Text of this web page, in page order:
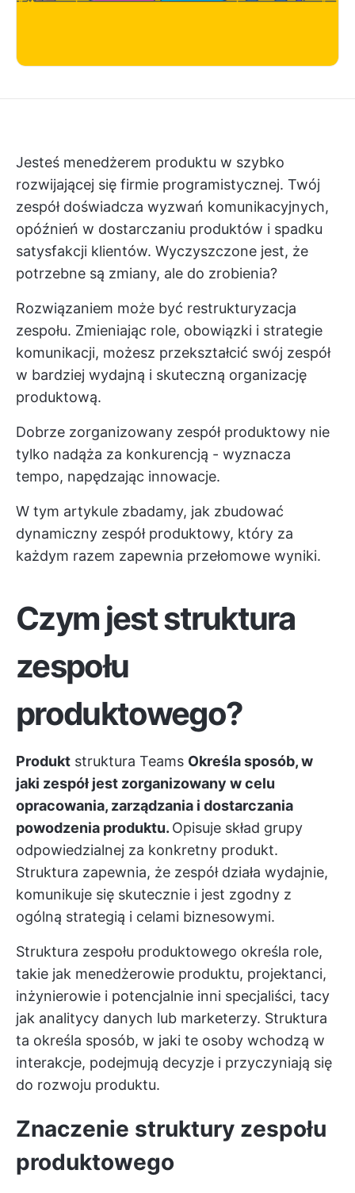
Jesteś menedżerem produktu w szybko
rozwijającej się firmie programistycznej. Twój
zespół doświadcza wyzwań komunikacyjnych,
opóźnień w dostarczaniu produktów i spadku
satysfakcji klientów. Wyczyszczone jest, że
potrzebne są zmiany, ale do zrobienia?
Rozwiązaniem może być restrukturyzacja
zespołu. Zmieniając role, obowiązki i strategie
komunikacji, możesz przekształcić swój zespół
w bardziej wydajną i skuteczną organizację
produktową.
Dobrze zorganizowany zespół produktowy nie
tylko nadąża za konkurencją - wyznacza
tempo, napędzając innowacje.
W tym artykule zbadamy, jak zbudować
dynamiczny zespół produktowy, który za
każdym razem zapewnia przełomowe wyniki.
Czym jest struktura
zespołu
produktowego?
Produkt struktura Teams Określa sposób, w
jaki zespół jest zorganizowany w celu
opracowania, zarządzania i dostarczania
powodzenia produktu. Opisuje skład grupy
odpowiedzialnej za konkretny produkt.
Struktura zapewnia, że zespół działa wydajnie,
komunikuje się skutecznie i jest zgodny z
ogólną strategią i celami biznesowymi.
Struktura zespołu produktowego określa role,
takie jak menedżerowie produktu, projektanci,
inżynierowie i potencjalnie inni specjaliści, tacy
jak analitycy danych lub marketerzy. Struktura
ta określa sposób, w jaki te osoby wchodzą w
interakcje, podejmują decyzje i przyczyniają się
do rozwoju produktu.
Znaczenie struktury zespołu
produktowego